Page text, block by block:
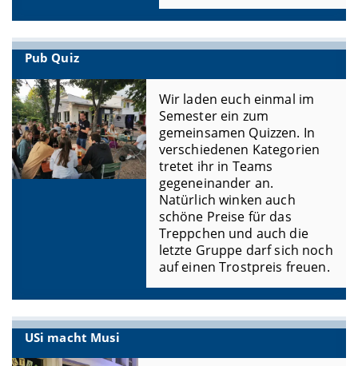
Pub Quiz
Wir laden euch einmal im
Semester ein zum
gemeinsamen Quizzen. In
verschiedenen Kategorien
tretet ihr in Teams
gegeneinander an.
Natürlich winken auch
schöne Preise für das
Treppchen und auch die
letzte Gruppe darf sich noch
auf einen Trostpreis freuen.
USi macht Musi